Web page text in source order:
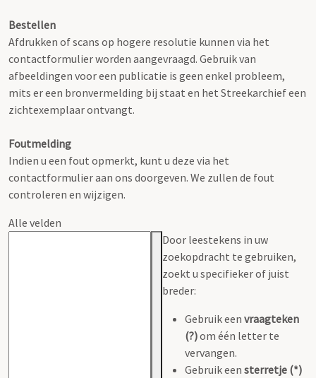
Bestellen
Afdrukken of scans op hogere resolutie kunnen via het
contactformulier worden aangevraagd. Gebruik van
afbeeldingen voor een publicatie is geen enkel probleem,
mits er een bronvermelding bij staat en het Streekarchief een
zichtexemplaar ontvangt.
Foutmelding
Indien u een fout opmerkt, kunt u deze via het
contactformulier aan ons doorgeven. We zullen de fout
controleren en wijzigen.
Alle velden
Door leestekens in uw
zoekopdracht te gebruiken,
zoekt u specifieker of juist
breder:
Gebruik een vraagteken
(?)om één letter te
vervangen.
Gebruik een sterretje (*)